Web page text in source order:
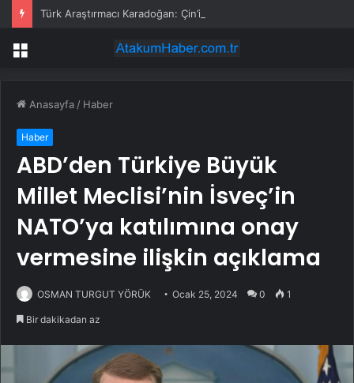
Menü
Anasayfa / Haber
Haber
ABD’den Türkiye Büyük
Millet Meclisi’nin İsveç’in
NATO’ya katılımına onay
vermesine ilişkin açıklama
OSMAN TURGUT YÖRÜK Ocak 25, 2024 0 1
Bir dakikadan az